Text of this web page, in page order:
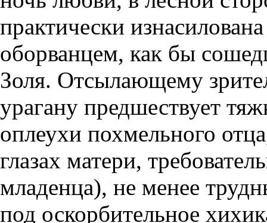
практически
оборванцем, как бы
Золя. Отсылающему
урагану предшествует
оплеухи похмельного
глазах матери,
младенца), не менее
под оскорбительное